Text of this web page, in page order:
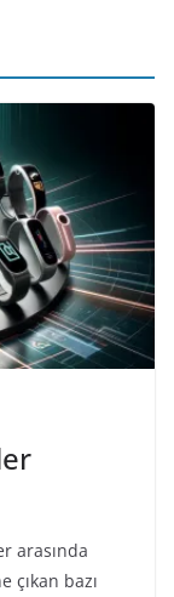
arasında
çıkan bazı